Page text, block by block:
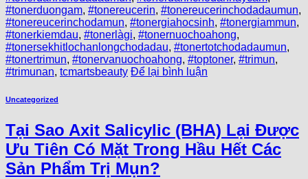
#tonerduongam, #tonereucerin, #tonereucerinchodadaumun,
#tonereucerinchodamun, #tonergiahocsinh, #tonergiammun,
#tonerkiemdau, #tonerlàgi, #tonernuochoahong,
#tonersekhitlochanlongchodadau, #tonertotchodadaumun,
#tonertrimun, #tonervanuochoahong, #toptoner, #trimun,
#trimunan, tcmartsbeauty Để lại bình luận
Uncategorized
Tại Sao Axit Salicylic (BHA) Lại Được
Ưu Tiên Có Mặt Trong Hầu Hết Các
Sản Phẩm Trị Mụn?